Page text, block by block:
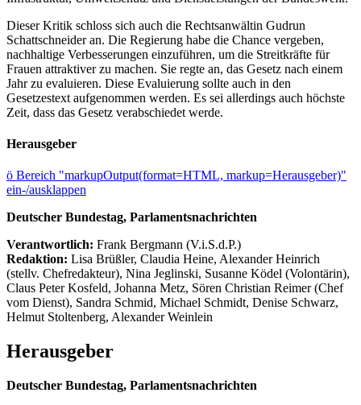
Dieser Kritik schloss sich auch die Rechtsanwältin Gudrun
Schattschneider an. Die Regierung habe die Chance vergeben,
nachhaltige Verbesserungen einzuführen, um die Streitkräfte für
Frauen attraktiver zu machen. Sie regte an, das Gesetz nach einem
Jahr zu evaluieren. Diese Evaluierung sollte auch in den
Gesetzestext aufgenommen werden. Es sei allerdings auch höchste
Zeit, dass das Gesetz verabschiedet werde.
Herausgeber
ö Bereich "markupOutput(format=HTML, markup=Herausgeber)"
ein-/ausklappen
Deutscher Bundestag, Parlamentsnachrichten
Verantwortlich: Frank Bergmann (V.i.S.d.P.)
Redaktion: Lisa Brüßler, Claudia Heine, Alexander Heinrich
(stellv. Chefredakteur), Nina Jeglinski, Susanne Ködel (Volontärin),
Claus Peter Kosfeld, Johanna Metz, Sören Christian Reimer (Chef
vom Dienst), Sandra Schmid, Michael Schmidt, Denise Schwarz,
Helmut Stoltenberg, Alexander Weinlein
Herausgeber
Deutscher Bundestag, Parlamentsnachrichten